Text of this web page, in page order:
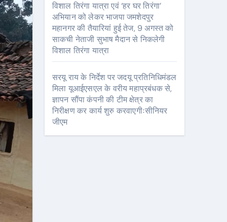
विशाल तिरंगा यात्रा एवं ‘हर घर तिरंगा’
अभियान को लेकर भाजपा जमशेदपुर
महानगर की तैयारियां हुई तेज, 9 अगस्त को
साकची नेताजी सुभाष मैदान से निकलेगी
विशाल तिरंगा यात्रा
सरयू राय के निर्देश पर जदयू प्रतिनिधिमंडल
मिला यूआईएसएल के वरीय महाप्रबंधक से,
ज्ञापन सौंपा कंपनी की टीम क्षेत्र का
निरीक्षण कर कार्य शुरु करवाएगीःसीनियर
जीएम